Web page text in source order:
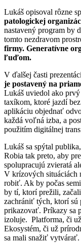
Lukáš opisoval rôzne
patologickej
nastavený program by
tomto nezdravom
firmy. Generatívne
ľuďom.
V ďalšej časti
je postavený na
Lukáš uviedol ako
taxíkom, ktoré jazdí
aplikáciu objednať
každá voľná izba, a
použitím digitálnej
Lukáš sa spýtal
Robia tak preto, aby
spolupracujú zvieratá
V krízových situáciách
robiť. Ak by počas
by tí, ktorí prežili,
zachrániť tých, ktorí sú
prikazovať. Príkazy sa
izoluje. Platforma, či
Ekosystém, či už
sa mali snažiť vytvárať.